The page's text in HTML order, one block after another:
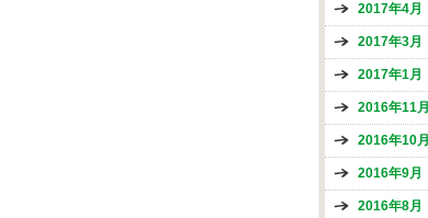
2017年4月
2017年3月
2017年1月
2016年11月
2016年10月
2016年9月
2016年8月